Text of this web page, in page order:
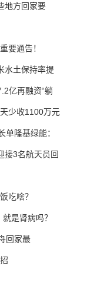
地方回家要
要通告！
水土保持率提
亿再融资“躺
少收1100万元
隆基绿能：
接3名航天员回
吃啥？
是肾病吗？
回家最